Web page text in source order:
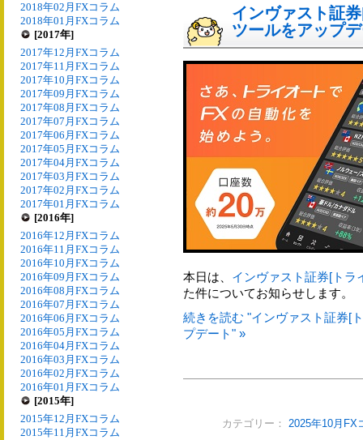
2018年02月FXコラム
2018年01月FXコラム
[2017年]
2017年12月FXコラム
2017年11月FXコラム
2017年10月FXコラム
2017年09月FXコラム
2017年08月FXコラム
2017年07月FXコラム
2017年06月FXコラム
2017年05月FXコラム
2017年04月FXコラム
2017年03月FXコラム
2017年02月FXコラム
2017年01月FXコラム
[2016年]
2016年12月FXコラム
2016年11月FXコラム
2016年10月FXコラム
2016年09月FXコラム
2016年08月FXコラム
2016年07月FXコラム
2016年06月FXコラム
2016年05月FXコラム
2016年04月FXコラム
2016年03月FXコラム
2016年02月FXコラム
2016年01月FXコラム
[2015年]
2015年12月FXコラム
2015年11月FXコラム
インヴァスト証
ツールをアップ
本日は、 インヴァスト証券[トラ
た件についてお知らせします。
続きを読む "インヴァスト証券[
プデート" »
カテゴリー： 2025年10月FX